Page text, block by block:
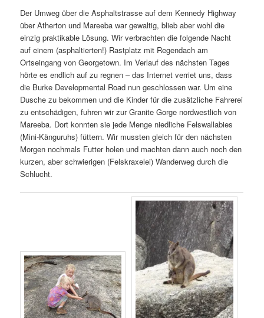
Der Umweg über die Asphaltstrasse auf dem Kennedy Highway
über Atherton und Mareeba war gewaltig, blieb aber wohl die
einzig praktikable Lösung. Wir verbrachten die folgende Nacht
auf einem (asphaltierten!) Rastplatz mit Regendach am
Ortseingang von Georgetown. Im Verlauf des nächsten Tages
hörte es endlich auf zu regnen – das Internet verriet uns, dass
die Burke Developmental Road nun geschlossen war. Um eine
Dusche zu bekommen und die Kinder für die zusätzliche Fahrerei
zu entschädigen, fuhren wir zur Granite Gorge nordwestlich von
Mareeba. Dort konnten sie jede Menge niedliche Felswallabies
(Mini-Känguruhs) füttern. Wir mussten gleich für den nächsten
Morgen nochmals Futter holen und machten dann auch noch den
kurzen, aber schwierigen (Felskraxelei) Wanderweg durch die
Schlucht.